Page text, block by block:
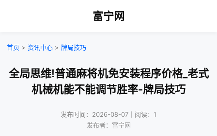
富宁网
首页 > 资讯中心 > 牌局技巧
全局思维!普通麻将机免安装程序价格_老式
机械机能不能调节胜率-牌局技巧
发布时间：2026-08-07｜阅读：1
发布者：富宁网